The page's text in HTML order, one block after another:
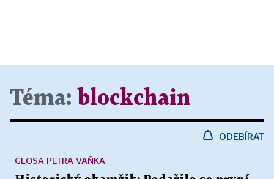
Téma: blockchain
ODEBÍRAT
GLOSA PETRA VAŇKA